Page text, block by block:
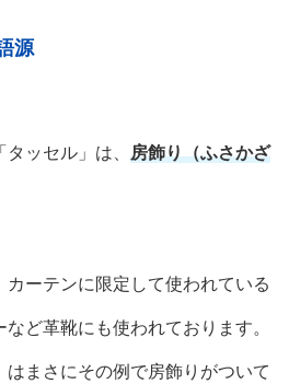
源
ッセル」は、 房飾り（ふさかざ
ーテンに限定して使われている
ど革靴にも使われております。
はまさにその例で房飾りがついて